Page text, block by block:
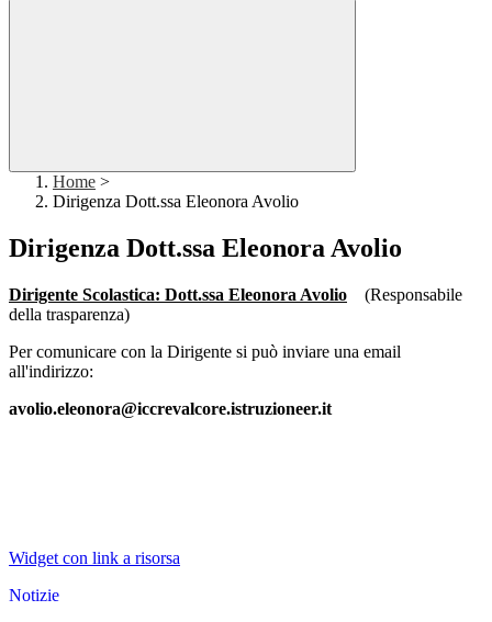
Home >
Dirigenza Dott.ssa Eleonora Avolio
Dirigenza Dott.ssa Eleonora Avolio
Dirigente Scolastica: Dott.ssa Eleonora Avolio (Responsabile
della trasparenza)
Per comunicare con la Dirigente si può inviare una email
all'indirizzo:
avolio.eleonora@iccrevalcore.istruzioneer.it
Widget con link a risorsa
Notizie